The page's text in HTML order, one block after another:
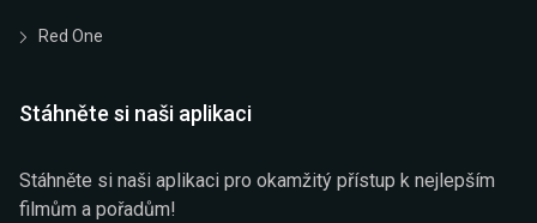
Red One
Stáhněte si naši aplikaci
Stáhněte si naši aplikaci pro okamžitý přístup k nejlepším
filmům a pořadům!